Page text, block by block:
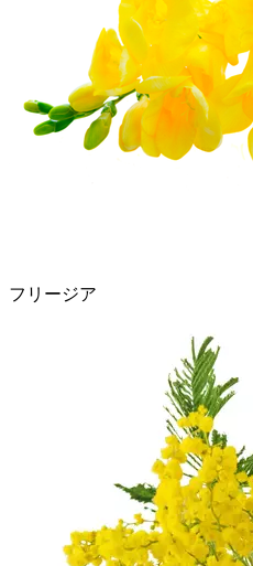
フリージア